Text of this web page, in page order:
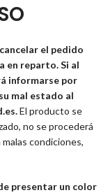
el pedido
en reparto. Si al
informarse por
mal estado al
El producto se
no se procederá
condiciones,
presentar un color